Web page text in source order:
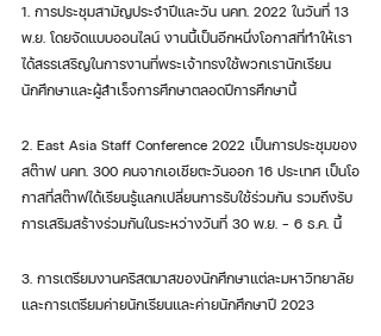
1. การประชุมสามัญประจำปีและวัน นคท. 2022 ในวันที่ 13
พ.ย. โดยจัดแบบออนไลน์​ งานนี้เป็นอีกหนึ่งโอกาสที่ทำให้เรา
ได้สรรเสริญในการงานที่พระเจ้าทรงใช้พวกเรานักเรียน
นักศึกษาและผู้สำเร็จการศึกษาตลอดปีการศึกษานี้
2. East Asia Staff Conference 2022 เป็นการประชุมของ
สต๊าฟ นคท. 300 คนจากเอเชียตะวันออก 16 ประเทศ เป็นโอ
กาสที่สต๊าฟได้เรียนรู้แลกเปลี่ยนการรับใช้ร่วมกัน รวมถึงรับ
การเสริมสร้างร่วมกันในระหว่างวันที่ 30 พ.ย. - 6 ธ.ค. นี้
3. การเตรียมงานคริสตมาสของนักศึกษาแต่ละมหาวิทยาลัย
และการเตรียมค่ายนักเรียนและค่ายนักศึกษาปี 2023